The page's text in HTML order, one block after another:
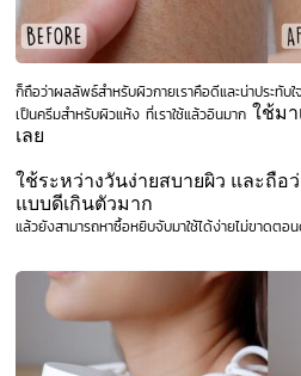
ก็ถือว่าผลลัพธ์สำหรับผิวกายเราคือดีและน่าประทับ
เป็นครีมสำหรับผิวแห้ง ที่เราใช้แล้วอินมากใช้ม
เลย
ใช้ระหว่างวันง่ายสบายผิว และถือ
แบบดีเกินตัวมาก
แล้วยังสามารถหาซื้อหยิบจับมาใช้ได้ง่ายไม่ขาดตอ